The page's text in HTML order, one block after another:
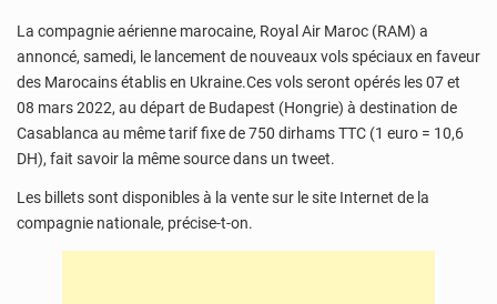
La compagnie aérienne marocaine, Royal Air Maroc (RAM) a
annoncé, samedi, le lancement de nouveaux vols spéciaux en faveur
des Marocains établis en Ukraine.Ces vols seront opérés les 07 et
08 mars 2022, au départ de Budapest (Hongrie) à destination de
Casablanca au même tarif fixe de 750 dirhams TTC (1 euro = 10,6
DH), fait savoir la même source dans un tweet.
Les billets sont disponibles à la vente sur le site Internet de la
compagnie nationale, précise-t-on.